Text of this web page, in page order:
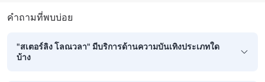
คำถามที่พบบ่อย
"สเตอร์ลิง โลณวลา" มีบริการด้านความบันเทิงประเภทใด
บ้าง